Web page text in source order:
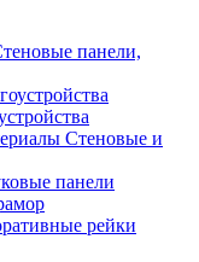
панели,
Стеновые и
панели
рейки